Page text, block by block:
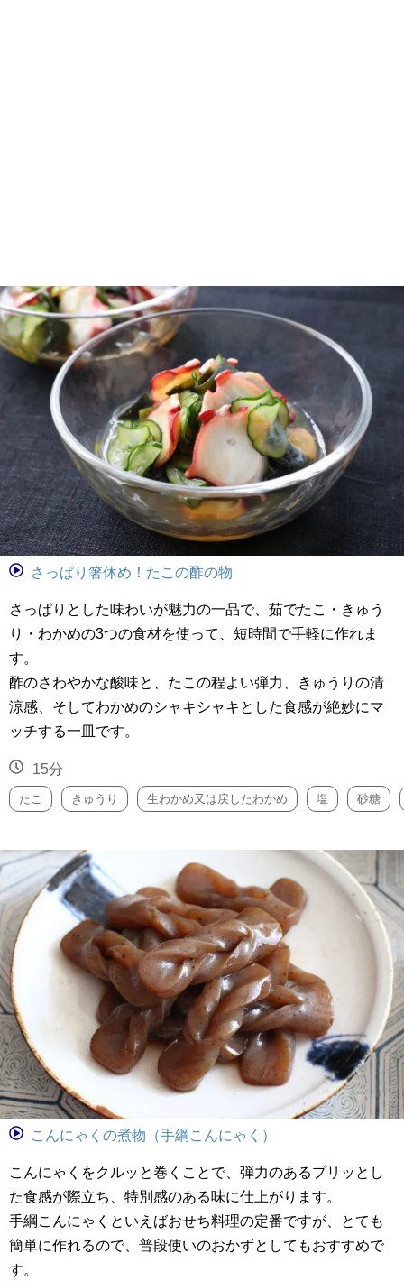
さっぱり箸休め！たこの酢の物
さっぱりとした味わいが魅力の一品で、茹でたこ・きゅう
り・わかめの3つの食材を使って、短時間で手軽に作れま
す。
酢のさわやかな酸味と、たこの程よい弾力、きゅうりの清
涼感、そしてわかめのシャキシャキとした食感が絶妙にマ
ッチする一皿です。
15分
たこ きゅうり 生わかめ又は戻したわかめ 塩 砂糖
こんにゃくの煮物（手綱こんにゃく）
こんにゃくをクルッと巻くことで、弾力のあるプリッとし
た食感が際立ち、特別感のある味に仕上がります。
手綱こんにゃくといえばおせち料理の定番ですが、とても
簡単に作れるので、普段使いのおかずとしてもおすすめで
す。